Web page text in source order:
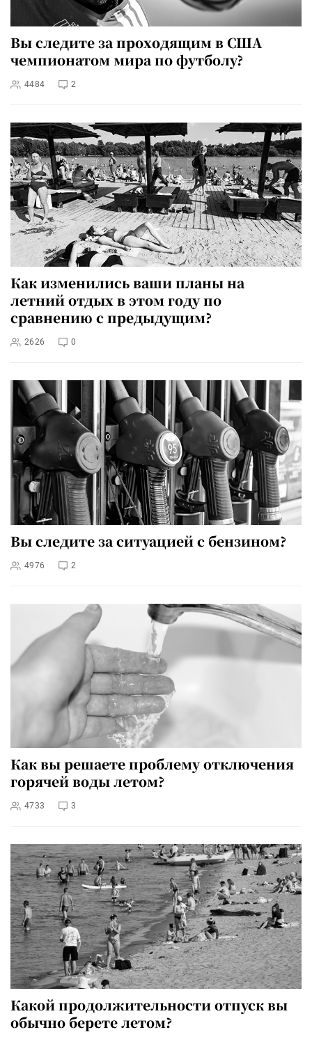
Вы следите за проходящим в США
чемпионатом мира по футболу?
4484 2
Как изменились ваши планы на
летний отдых в этом году по
сравнению с предыдущим?
2626 0
Вы следите за ситуацией с бензином?
4976 2
Как вы решаете проблему отключения
горячей воды летом?
4733 3
Какой продолжительности отпуск вы
обычно берете летом?